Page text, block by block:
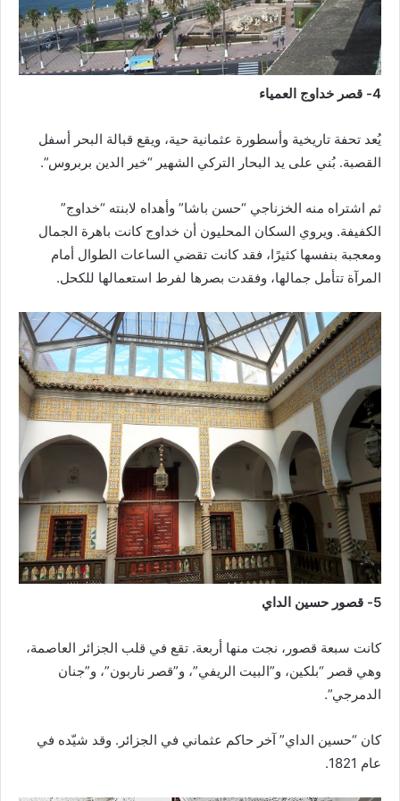
4- قصر خداوج العمياء
يُعد تحفة تاريخية وأسطورة عثمانية حية، ويقع قبالة البحر أسفل
القصبة. بُني على يد البحار التركي الشهير “خير الدين بربروس”.
ثم اشتراه منه الخزناجي “حسن باشا” وأهداه لابنته “خداوج”
الكفيفة. ويروي السكان المحليون أن خداوج كانت باهرة الجمال
ومعجبة بنفسها كثيرًا، فقد كانت تقضي الساعات الطوال أمام
المرآة تتأمل جمالها، وفقدت بصرها لفرط استعمالها للكحل.
5- قصور حسين الداي
كانت سبعة قصور، نجت منها أربعة. تقع في قلب الجزائر العاصمة،
وهي قصر “بلكين، و”البيت الريفي”، و”قصر ناربون”، و”جنان
الدمرجي”.
كان “حسين الداي” آخر حاكم عثماني في الجزائر. وقد شيّده في
عام 1821.